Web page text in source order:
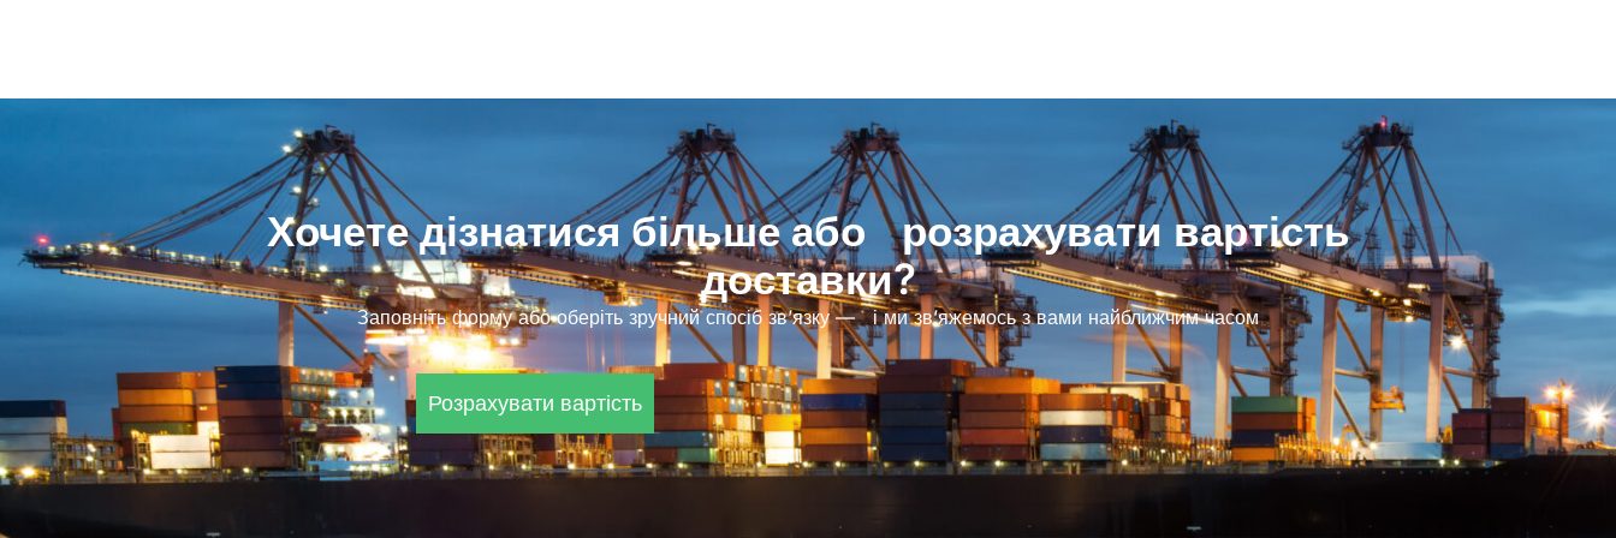
Хочете дізнатися більше або розрахувати вартість
доставки?
Заповніть форму або оберіть зручний спосіб зв’язку — і ми зв’яжемось з вами найближчим часом
Розрахувати вартість